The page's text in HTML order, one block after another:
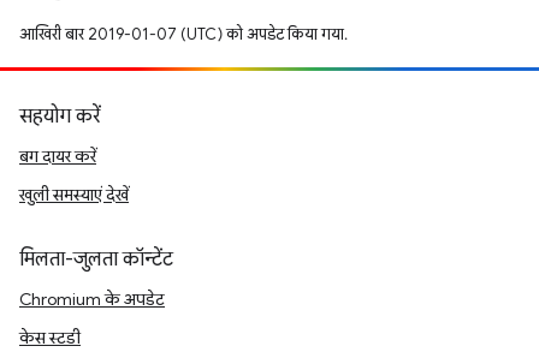
आखिरी बार 2019-01-07 (UTC) को अपडेट किया गया.
सहयोग करें
बग दायर करें
खुली समस्याएं देखें
मिलता-जुलता कॉन्टेंट
Chromium के अपडेट
केस स्टडी